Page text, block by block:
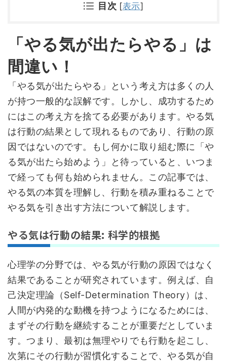
目次 [表示]
「やる気が出たらやる」は
間違い！
「やる気が出たらやる」という考え方は多くの人
が持つ一般的な誤解です。しかし、成功するため
にはこの考え方を捨てる必要があります。やる気
は行動の結果として現れるものであり、行動の原
因ではないのです。もし何かに取り組む際に「や
る気が出たら始めよう」と待っていると、いつま
で経っても何も始められません。この記事では、
やる気の本質を理解し、行動を積み重ねることで
やる気を引き出す方法について解説します。
やる気は行動の結果: 科学的根拠
心理学の分野では、やる気が行動の原因ではなく
結果であることが研究されています。例えば、自
己決定理論（Self-Determination Theory）は、
人間が内発的な動機を持つようになるためには、
まずその行動を継続することが重要だとしていま
す。つまり、最初は無理やりでも行動を起こし、
次第にその行動が習慣化することで、やる気が自